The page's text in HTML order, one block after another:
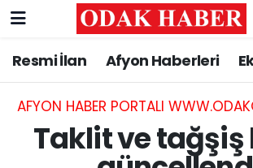
Resmi İlan Afyon Haberleri
AFYON HABER PORTALI
Taklit ve tağşiş
AFYONKARAHİSAR
Resmi İlan
ASAYİŞ
Nöbetçi Eczaneler
Hava Durumu
Trafik Durumu